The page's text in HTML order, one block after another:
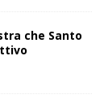
che Santo